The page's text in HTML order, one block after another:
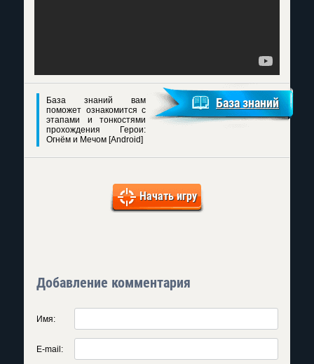
База знаний вам
поможет ознакомится с
этапами и тонкостями
прохождения Герои:
Огнём и Мечом [Android]
База знаний
Начать игру
Добавление комментария
Имя:
E-mail: